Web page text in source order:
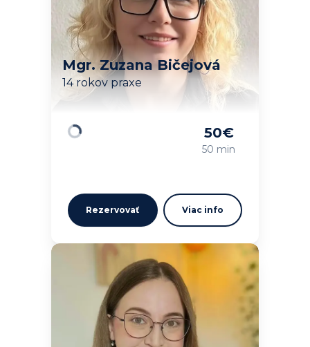
Mgr. Zuzana Bičejová
14 rokov praxe
50€
50 min
Rezervovať Viac info